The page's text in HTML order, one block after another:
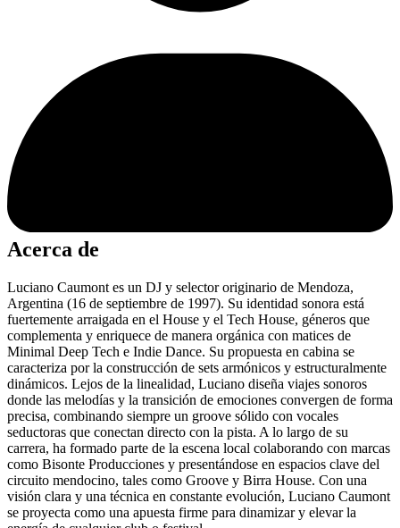
Acerca de
Luciano Caumont es un DJ y selector originario de Mendoza,
Argentina (16 de septiembre de 1997). Su identidad sonora está
fuertemente arraigada en el House y el Tech House, géneros que
complementa y enriquece de manera orgánica con matices de
Minimal Deep Tech e Indie Dance. Su propuesta en cabina se
caracteriza por la construcción de sets armónicos y estructuralmente
dinámicos. Lejos de la linealidad, Luciano diseña viajes sonoros
donde las melodías y la transición de emociones convergen de forma
precisa, combinando siempre un groove sólido con vocales
seductoras que conectan directo con la pista. A lo largo de su
carrera, ha formado parte de la escena local colaborando con marcas
como Bisonte Producciones y presentándose en espacios clave del
circuito mendocino, tales como Groove y Birra House. Con una
visión clara y una técnica en constante evolución, Luciano Caumont
se proyecta como una apuesta firme para dinamizar y elevar la